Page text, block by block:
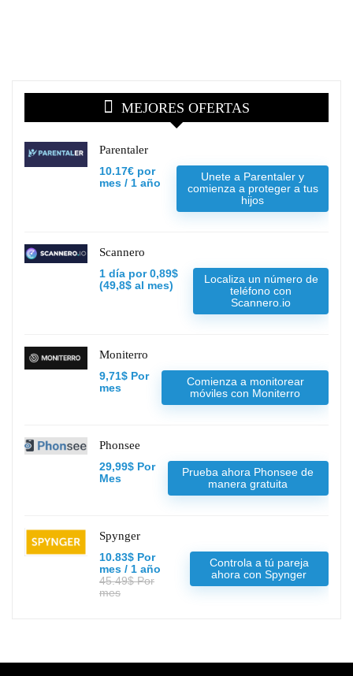
MEJORES OFERTAS
Parentaler
10.17€ por
mes / 1 año
Unete a Parentaler y
comienza a proteger a tus
hijos
Scannero
1 día por 0,89$
(49,8$ al mes)
Localiza un número de
teléfono con
Scannero.io
Moniterro
9,71$ Por
mes
Comienza a monitorear
móviles con Moniterro
Phonsee
29,99$ Por
Mes
Prueba ahora Phonsee de
manera gratuita
Spynger
10.83$ Por
mes / 1 año
45.49$ Por
mes
Controla a tú pareja
ahora con Spynger